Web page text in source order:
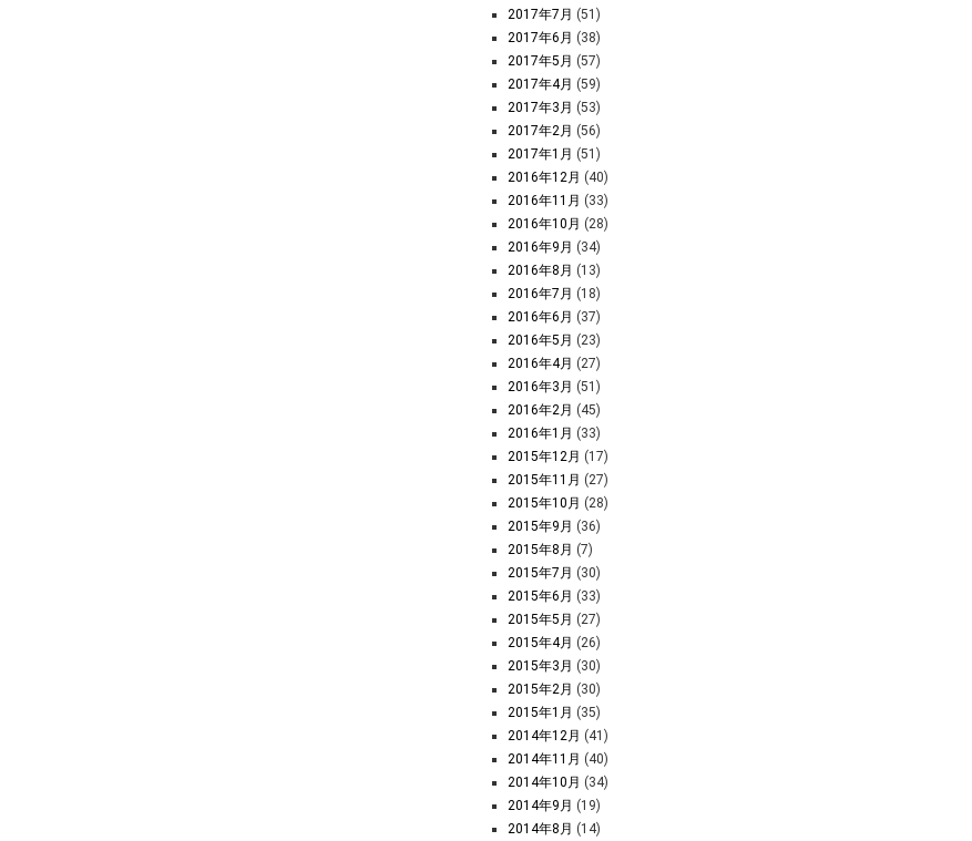
2017年7月 (51)
2017年6月 (38)
2017年5月 (57)
2017年4月 (59)
2017年3月 (53)
2017年2月 (56)
2017年1月 (51)
2016年12月 (40)
2016年11月 (33)
2016年10月 (28)
2016年9月 (34)
2016年8月 (13)
2016年7月 (18)
2016年6月 (37)
2016年5月 (23)
2016年4月 (27)
2016年3月 (51)
2016年2月 (45)
2016年1月 (33)
2015年12月 (17)
2015年11月 (27)
2015年10月 (28)
2015年9月 (36)
2015年8月 (7)
2015年7月 (30)
2015年6月 (33)
2015年5月 (27)
2015年4月 (26)
2015年3月 (30)
2015年2月 (30)
2015年1月 (35)
2014年12月 (41)
2014年11月 (40)
2014年10月 (34)
2014年9月 (19)
2014年8月 (14)